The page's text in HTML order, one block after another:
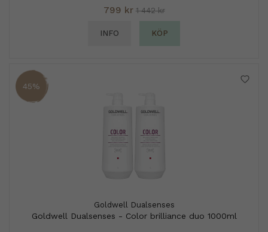
799 kr 1 442 kr
INFO KÖP
45%
Goldwell Dualsenses
Goldwell Dualsenses - Color brilliance duo 1000ml